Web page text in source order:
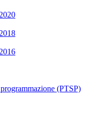
(PTSP)